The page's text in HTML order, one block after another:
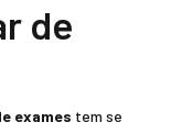
de
exames tem se